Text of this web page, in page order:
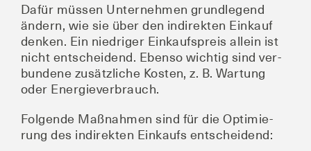
Dafür müs­sen Unter­neh­men grund­le­gend
ändern, wie sie über den indi­rek­ten Ein­kauf
den­ken. Ein nied­ri­ger Ein­kaufs­preis allein ist
nicht ent­schei­dend. Eben­so wich­tig sind ver­
bun­de­ne zusätz­li­che Kos­ten, z. B. War­tung
oder Energieverbrauch.
Fol­gen­de Maß­nah­men sind für die Opti­mie­
rung des indi­rek­ten Ein­kaufs entscheidend: